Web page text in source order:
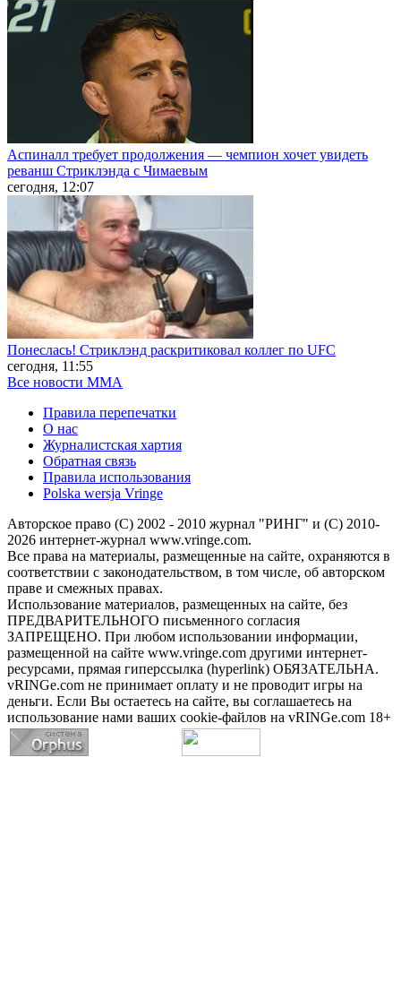
Аспиналл требует продолжения — чемпион хочет увидеть
реванш Стриклэнда с Чимаевым
сегодня, 12:07
Понеслась! Стриклэнд раскритиковал коллег по UFC
сегодня, 11:55
Все новости MMA
Правила перепечатки
О нас
Журналистская хартия
Обратная связь
Правила использования
Polska wersja Vringe
Авторское право (С) 2002 - 2010 журнал "РИНГ" и (С) 2010-
2026 интернет-журнал www.vringe.com.
Все права на материалы, размещенные на сайте, охраняются в
соответствии с законодательством, в том числе, об авторском
праве и смежных правах.
Использование материалов, размещенных на сайте, без
ПРЕДВАРИТЕЛЬНОГО письменного согласия
ЗАПРЕЩЕНО. При любом использовании информации,
размещенной на сайте www.vringe.com другими интернет-
ресурсами, прямая гиперссылка (hyperlink) ОБЯЗАТЕЛЬНА.
vRINGe.com не принимает оплату и не проводит игры на
деньги. Если Вы остаетесь на сайте, вы соглашаетесь на
использование нами ваших cookie-файлов на vRINGe.com 18+